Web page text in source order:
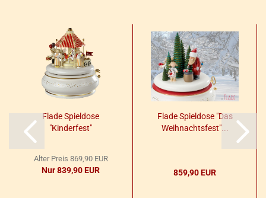
Flade Spiel­do­se
"Kin­der­fest"
Alter Preis 869,90 EUR
Nur 839,90 EUR
Flade Spiel­do­se "Das
Weih­nachts­fest"...
859,90 EUR